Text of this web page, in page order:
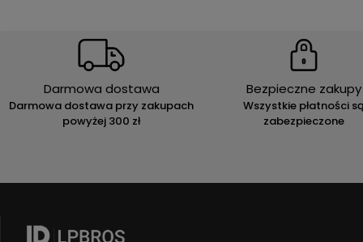
Darmowa dostawa
Darmowa dostawa przy zakupach
powyżej 300 zł
Bezpieczne zakupy
Wszystkie płatności
zabezpieczone